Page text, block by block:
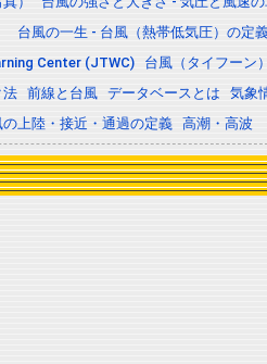
台風の一生 - 台風（熱帯低気圧）の定
Center (JTWC)
台風（タイフーン
法 前線と台風 データベースとは
気象
の上陸・接近・通過の定義 高潮・高波